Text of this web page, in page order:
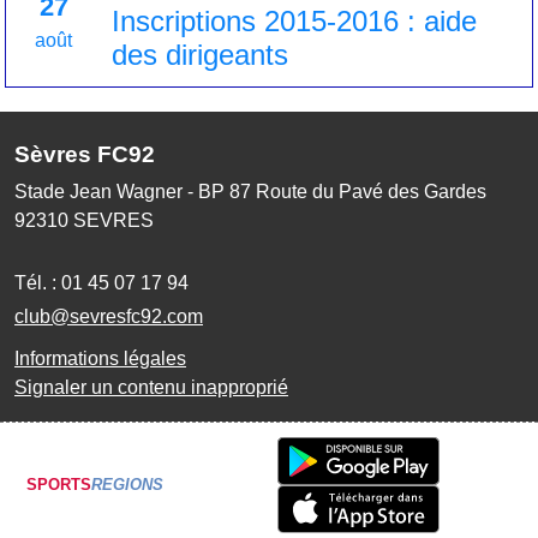
27
août
Inscriptions 2015-2016 : aide
des dirigeants
Sèvres FC92
Stade Jean Wagner - BP 87 Route du Pavé des Gardes
92310 SEVRES
Tél. : 01 45 07 17 94
club@sevresfc92.com
Informations légales
Signaler un contenu inapproprié
SPORTSREGIONS